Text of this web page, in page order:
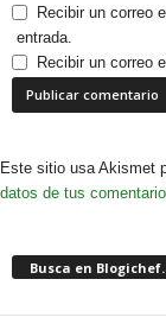
Recibir un correo
entrada.
Recibir un correo
Este sitio usa Akismet
datos de tus
Busca en